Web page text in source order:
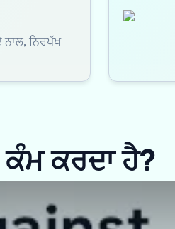
ਨਿਰਪੱਖ
ਕੰਮ ਕਰਦਾ ਹੈ?